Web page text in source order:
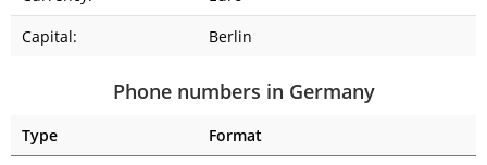
Capital:
Berlin
Phone numbers in Germany
Type
Format